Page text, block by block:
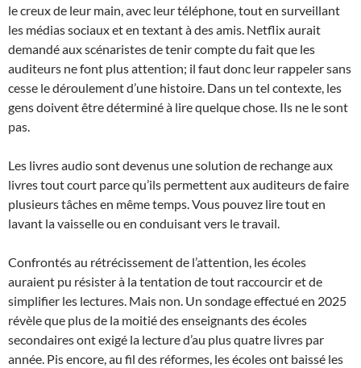
le creux de leur main, avec leur téléphone, tout en surveillant
les médias sociaux et en textant à des amis. Netflix aurait
demandé aux scénaristes de tenir compte du fait que les
auditeurs ne font plus attention; il faut donc leur rappeler sans
cesse le déroulement d’une histoire. Dans un tel contexte, les
gens doivent être déterminé à lire quelque chose. Ils ne le sont
pas.
Les livres audio sont devenus une solution de rechange aux
livres tout court parce qu’ils permettent aux auditeurs de faire
plusieurs tâches en même temps. Vous pouvez lire tout en
lavant la vaisselle ou en conduisant vers le travail.
Confrontés au rétrécissement de l’attention, les écoles
auraient pu résister à la tentation de tout raccourcir et de
simplifier les lectures. Mais non. Un sondage effectué en 2025
révèle que plus de la moitié des enseignants des écoles
secondaires ont exigé la lecture d’au plus quatre livres par
année. Pis encore, au fil des réformes, les écoles ont baissé les